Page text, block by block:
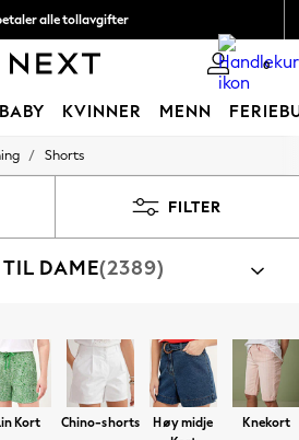
alle tollavgifter
sikre betalinger med Klarna 0
BABY KVINNER MENN
Hoodies
/ Shorts
FILTER
TIL DAME(2389)
Sett Joggetopp Og Shortssett
Kort Chino-shorts
Høy midje
Knekort